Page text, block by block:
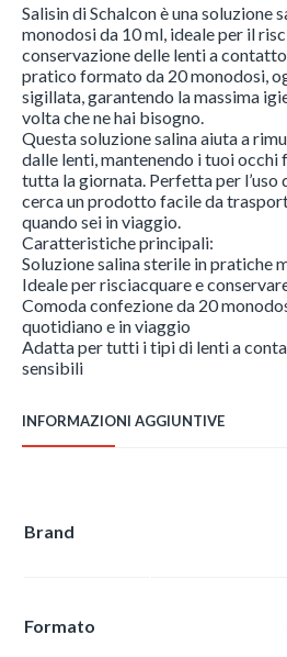
Salisin di Schalcon è una soluzione
monodosi da 10 ml, ideale per il
conservazione delle lenti a
pratico formato da 20 monodosi,
sigillata, garantendo la massima
volta che ne hai bisogno.
Questa soluzione salina aiuta a
dalle lenti, mantenendo i tuoi occhi
tutta la giornata. Perfetta per l’uso
cerca un prodotto facile da
quando sei in viaggio.
Caratteristiche principali:
Soluzione salina sterile in pratiche
Ideale per risciacquare e
Comoda confezione da 20
quotidiano e in viaggio
Adatta per tutti i tipi di lenti a
sensibili
INFORMAZIONI AGGIUNTIVE
Brand
Formato